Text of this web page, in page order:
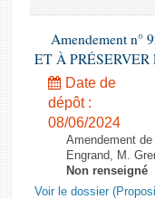
Amendement
ET À PRÉSERVER
Date de
dépôt :
08/06/2024
Amendement
Engrand, M.
Non renseigné
Voir le dossier